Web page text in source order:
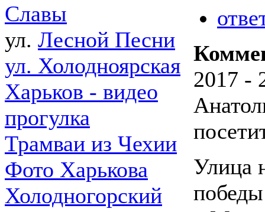
Славы
ул. Лесной Песни
ул. Холодноярская
Харьков - видео
прогулка
Трамваи из Чехии
Фото Харькова
Холодногорский
2017 -
Улица